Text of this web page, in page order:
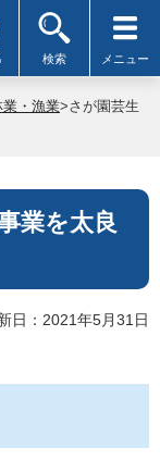
検索 メニュー
業・漁業>さが園芸生
業を太良
日：2021年5月31日